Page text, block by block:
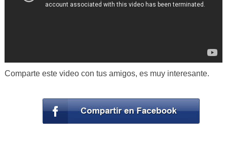
Comparte este video con tus amigos, es muy interesante.